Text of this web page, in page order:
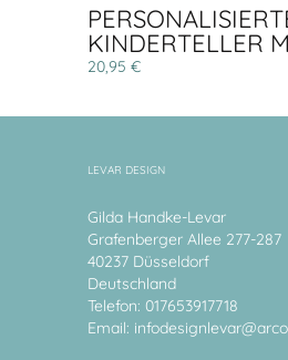
KINDERTELLER
20,95 €
LEVAR DESIGN
Gilda Handke-Levar
Grafenberger Allee 277-287
40237 Düsseldorf
Deutschland
Telefon: 017653917718
Email: